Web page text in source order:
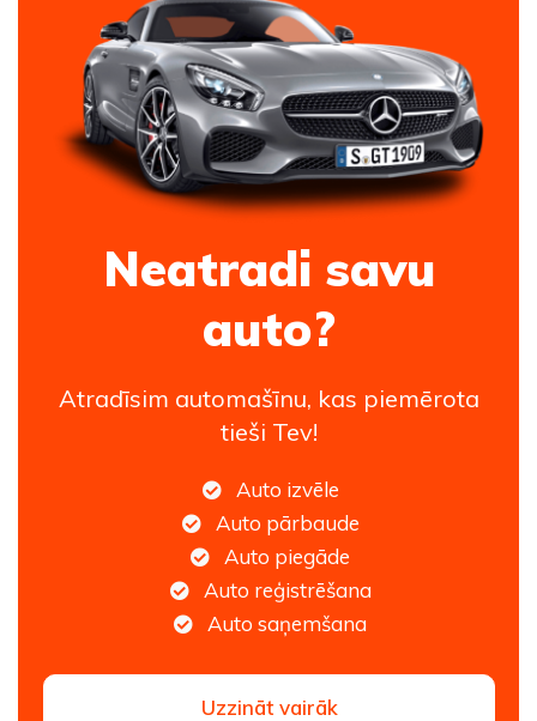
Neatradi savu
auto?
Atradīsim automašīnu, kas piemērota
tieši Tev!
Auto izvēle
Auto pārbaude
Auto piegāde
Auto reģistrēšana
Auto saņemšana
Uzzināt vairāk